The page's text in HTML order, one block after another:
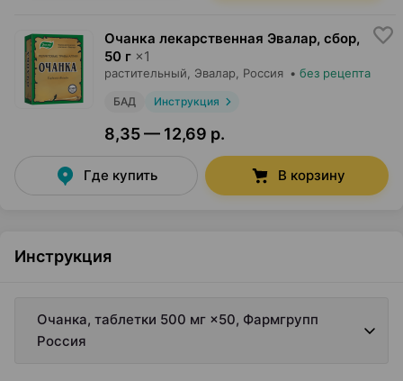
Очанка лекарственная Эвалар, сбор,
50 г ×1
растительный, Эвалар , Россия • без рецепта
БАД Инструкция
8,35 — 12,69 р.
Где купить В корзину
Инструкция
Очанка, таблетки 500 мг ×50, Фармгрупп
Россия